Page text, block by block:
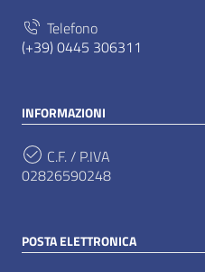
Telefono
(+39) 0445 306311
INFORMAZIONI
C.F. / P.IVA
02826590248
POSTA ELETTRONICA